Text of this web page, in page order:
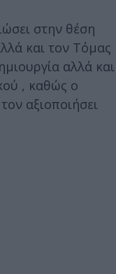
στην θέση
και τον Τόμας
αλλά και
, καθώς ο
αξιοποιήσει